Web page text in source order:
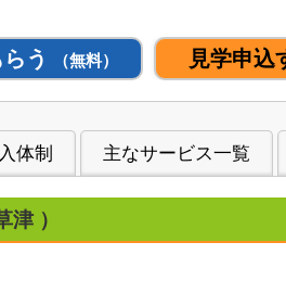
う （無料） 見学申込
体制 主なサービス一覧
津 ）